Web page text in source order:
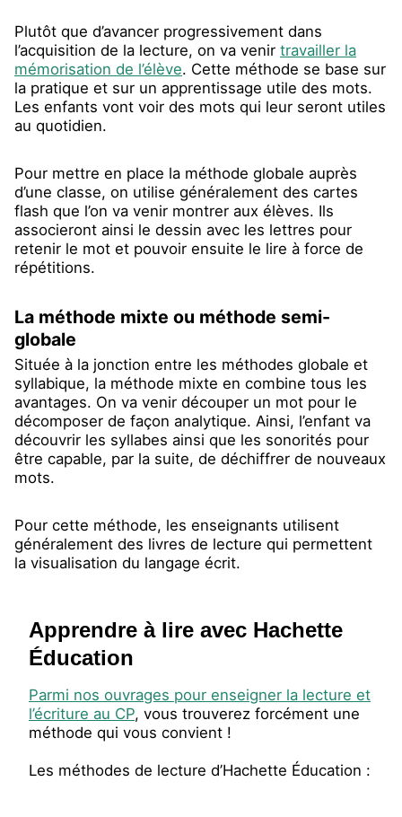
Plutôt que d’avancer progressivement dans
l’acquisition de la lecture, on va venir travailler la
mémorisation de l’élève. Cette méthode se base sur
la pratique et sur un apprentissage utile des mots.
Les enfants vont voir des mots qui leur seront utiles
au quotidien.
Pour mettre en place la méthode globale auprès
d’une classe, on utilise généralement des cartes
flash que l’on va venir montrer aux élèves. Ils
associeront ainsi le dessin avec les lettres pour
retenir le mot et pouvoir ensuite le lire à force de
répétitions.
La méthode mixte ou méthode semi-
globale
Située à la jonction entre les méthodes globale et
syllabique, la méthode mixte en combine tous les
avantages. On va venir découper un mot pour le
décomposer de façon analytique. Ainsi, l’enfant va
découvrir les syllabes ainsi que les sonorités pour
être capable, par la suite, de déchiffrer de nouveaux
mots.
Pour cette méthode, les enseignants utilisent
généralement des livres de lecture qui permettent
la visualisation du langage écrit.
Apprendre à lire avec Hachette
Éducation
Parmi nos ouvrages pour enseigner la lecture et
l’écriture au CP, vous trouverez forcément une
méthode qui vous convient !
Les méthodes de lecture d’Hachette Éducation :